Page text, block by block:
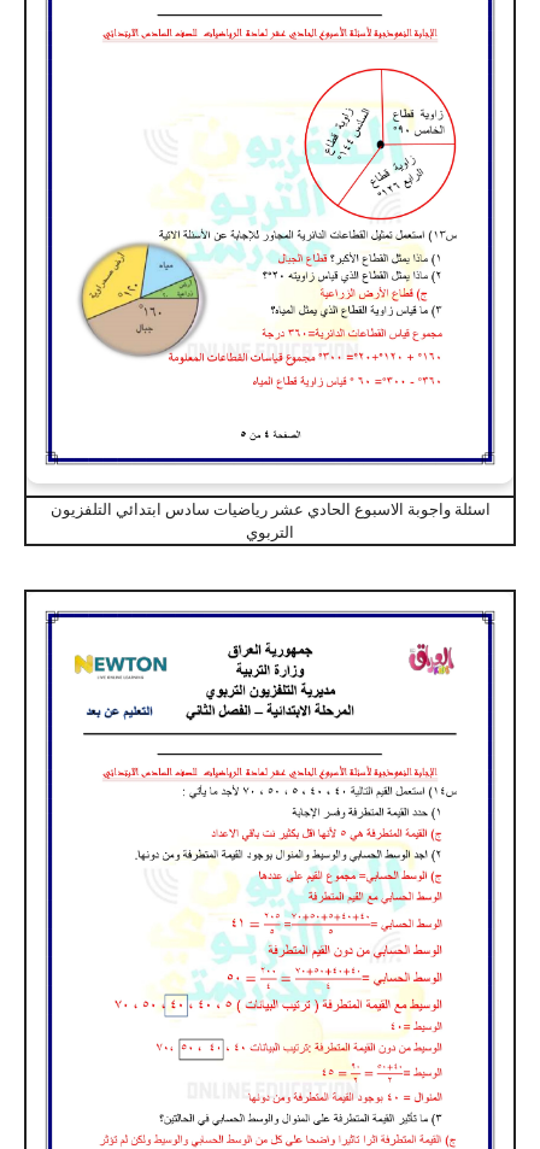
اسئلة واجوبة الاسبوع الحادي عشر رياضيات سادس ابتدائي التلفزيون
التربوي